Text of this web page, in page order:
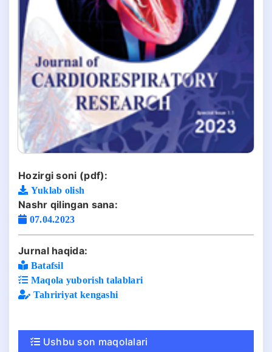
Hozirgi soni (pdf):
Yuklab olish
Nashr qilingan sana:
07.04.2023
Jurnal haqida:
Batafsil
Maqola yuborish talablari
Tahririyat kengashi
Ushbu son maqolalari